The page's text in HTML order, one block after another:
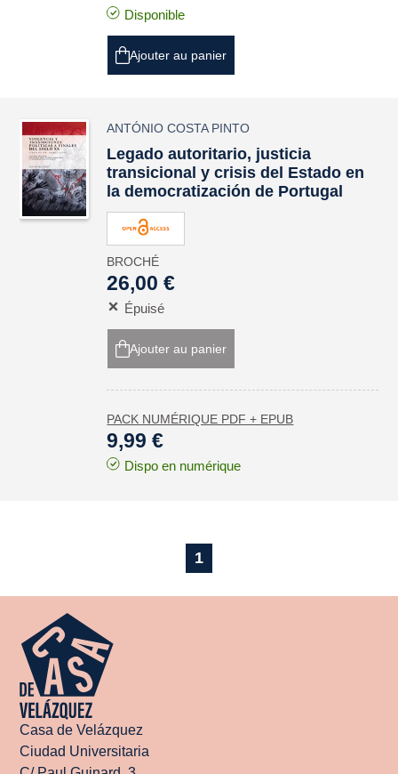
Disponible
Ajouter au panier
ANTÓNIO COSTA PINTO
Legado autoritario, justicia
transicional y crisis del Estado en
la democratización de Portugal
BROCHÉ
26,00 €
Épuisé
Ajouter au panier
PACK NUMÉRIQUE PDF + EPUB
9,99 €
Dispo en numérique
1
Casa de Velázquez
Ciudad Universitaria